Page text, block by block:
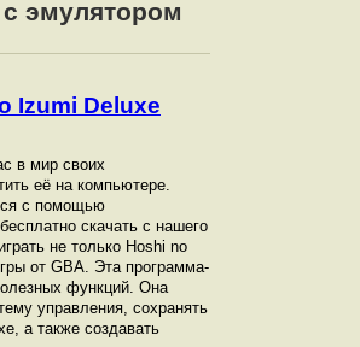
эмулятором
Izumi Deluxe
в мир своих
её на компьютере.
с помощью
скачать с нашего
не только Hoshi no
от GBА. Эта программа-
функций. Она
управления, сохранять
а также создавать